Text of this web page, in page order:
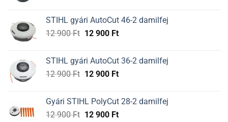
STIHL gyári AutoCut 46-2 damilfej
12 900Ft Original
12
900 Ft.
12 900 FtCurrent
12
900 Ft.
STIHL gyári AutoCut 36-2 damilfej
12 900Ft Original
12
900 Ft.
12 900 FtCurrent
12
900 Ft.
Gyári STIHL PolyCut 28-2 damilfej
12 900Ft Original
12 900 FtCurrent